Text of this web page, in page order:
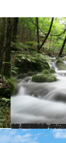
2023.8.5
【夏の絶景画像】2023年版 関東エリ
旅＆お出か